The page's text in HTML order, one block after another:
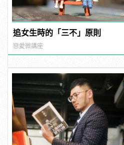
追女生時的「三不」原則
戀愛微講座